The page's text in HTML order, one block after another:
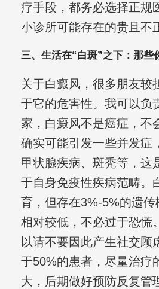
疗手段，都务必选择正规
小诊所可能存在的贵且不
三、生活在“白斑”之下：那些
关于白癜风，很多朋友较
于它的危害性。我可以负
家，白癜风不是癌症，不
确实可能引发一些并发症
甲状腺疾病、斑秃等，这
于自身免疫性疾病范畴。
育，但存在3%-5%的遗
相对较低，不必过于恐慌
以请不要因此产生社交顾
于50%的患者，尽量治疗
大，后期做好预防反复管